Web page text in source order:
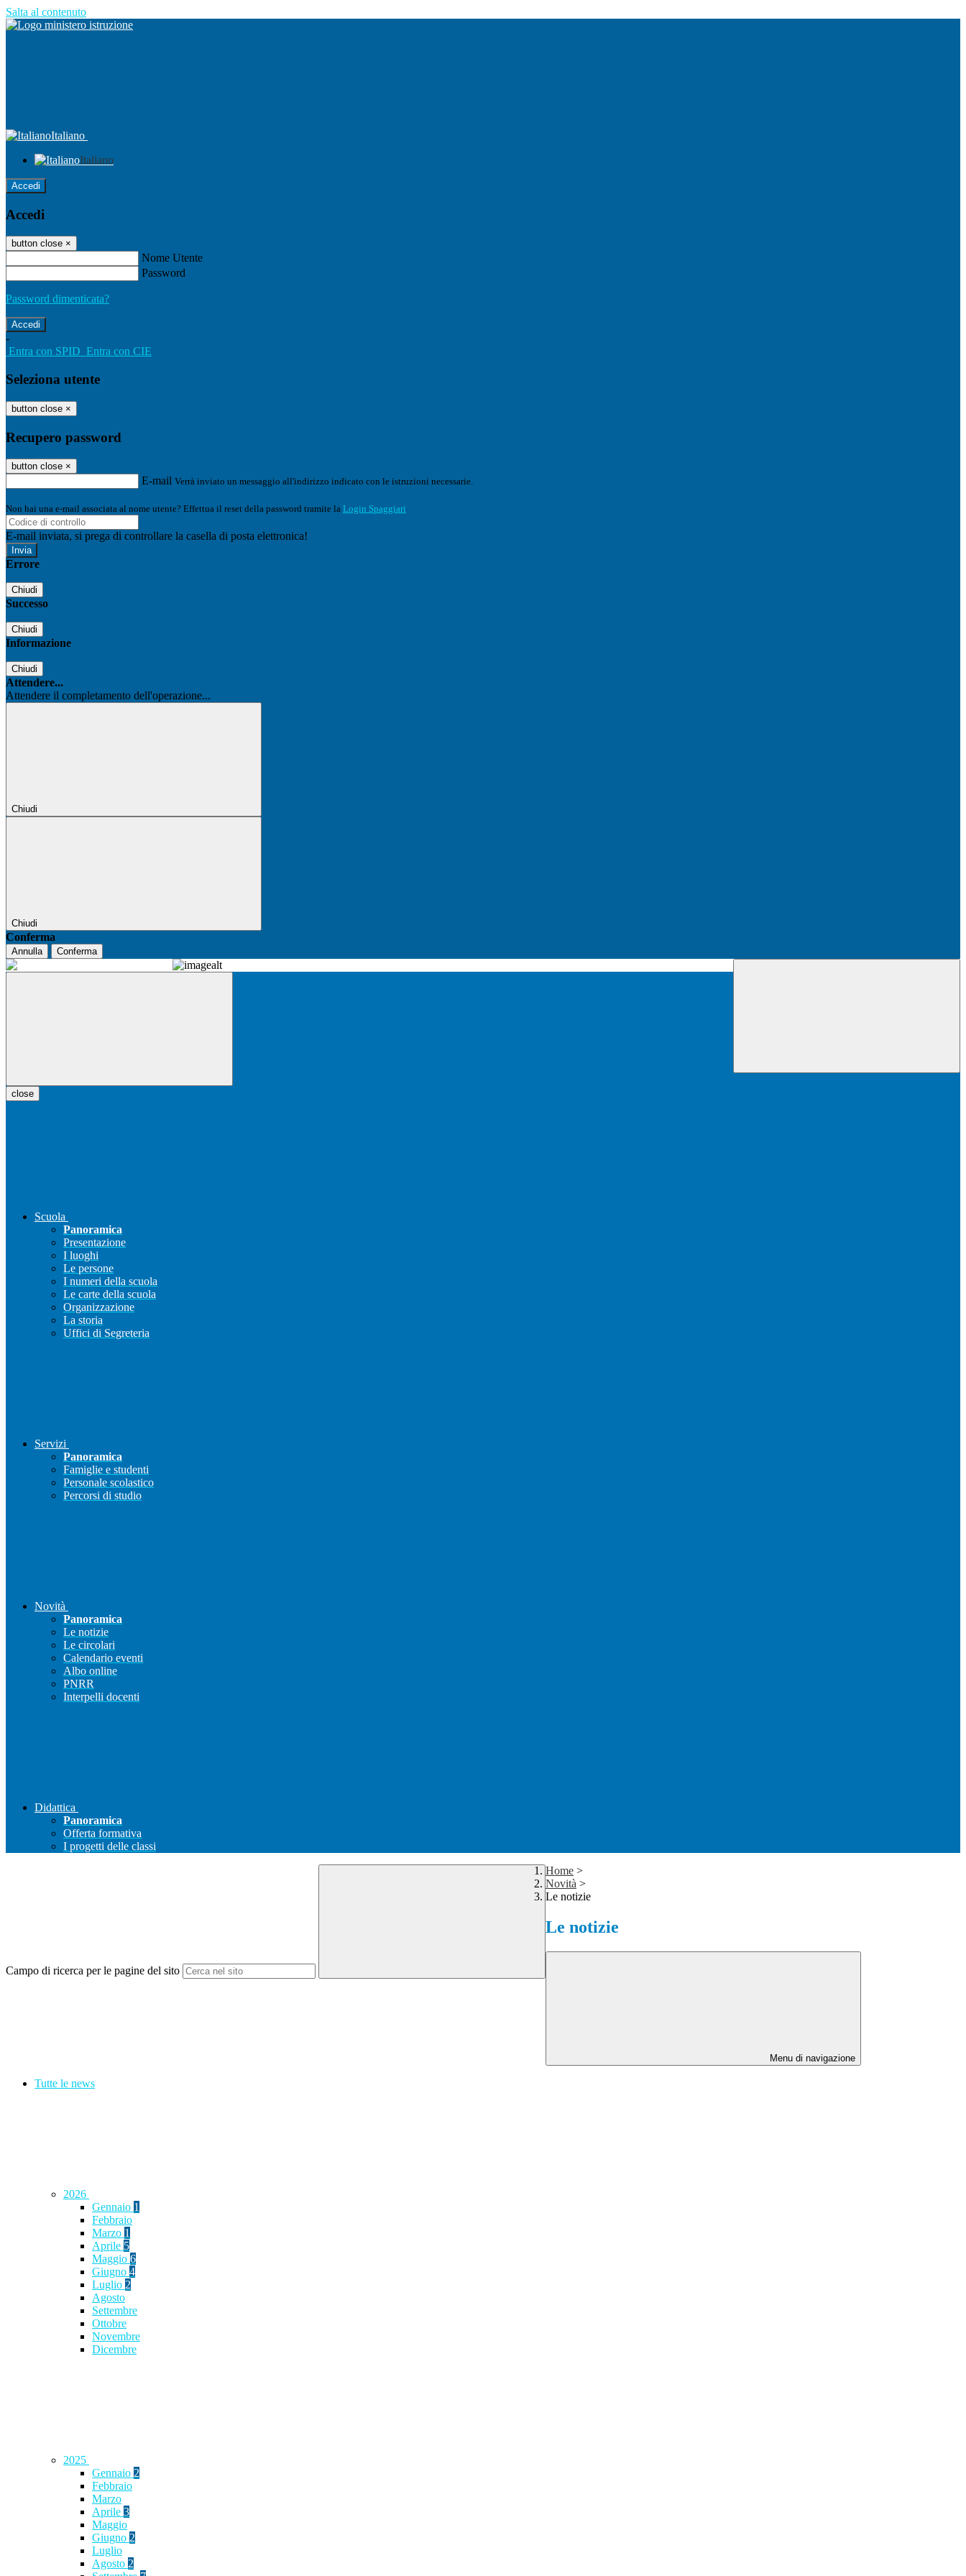
Salta al contenuto
Italiano
Italiano
Accedi
Accedi
button close ×
Nome Utente
Password
Password dimenticata?
-
Entra con SPID Entra con CIE
Seleziona utente
button close ×
Recupero password
button close ×
E-mail Verrà inviato un messaggio all'indirizzo indicato con le istruzioni necessarie.
Non hai una e-mail associata al nome utente? Effettua il reset della password tramite la Login Spaggiari
E-mail inviata, si prega di controllare la casella di posta elettronica!
Errore
Chiudi
Successo
Chiudi
Informazione
Chiudi
Attendere...
Attendere il completamento dell'operazione...
Chiudi
Chiudi
Conferma
Annulla Conferma
close
Scuola
Panoramica
Presentazione
I luoghi
Le persone
I numeri della scuola
Le carte della scuola
Organizzazione
La storia
Uffici di Segreteria
Servizi
Panoramica
Famiglie e studenti
Personale scolastico
Percorsi di studio
Novità
Panoramica
Le notizie
Le circolari
Calendario eventi
Albo online
PNRR
Interpelli docenti
Didattica
Panoramica
Offerta formativa
I progetti delle classi
Campo di ricerca per le pagine del sito
Home >
Novità >
Le notizie
Le notizie
Menu di navigazione
Tutte le news
2026
Gennaio 1
Febbraio
Marzo 1
Aprile 5
Maggio 6
Giugno 4
Luglio 2
Agosto
Settembre
Ottobre
Novembre
Dicembre
2025
Gennaio 2
Febbraio
Marzo
Aprile 3
Maggio
Giugno 2
Luglio
Agosto 2